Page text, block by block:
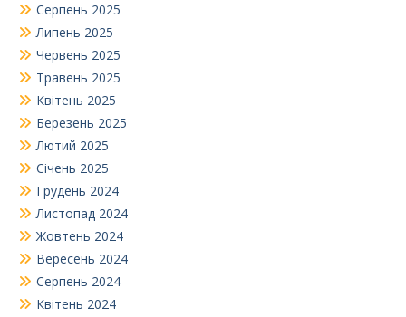
Серпень 2025
Липень 2025
Червень 2025
Травень 2025
Квітень 2025
Березень 2025
Лютий 2025
Січень 2025
Грудень 2024
Листопад 2024
Жовтень 2024
Вересень 2024
Серпень 2024
Квітень 2024